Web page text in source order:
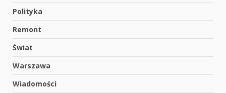
Polityka
Remont
Świat
Warszawa
Wiadomości